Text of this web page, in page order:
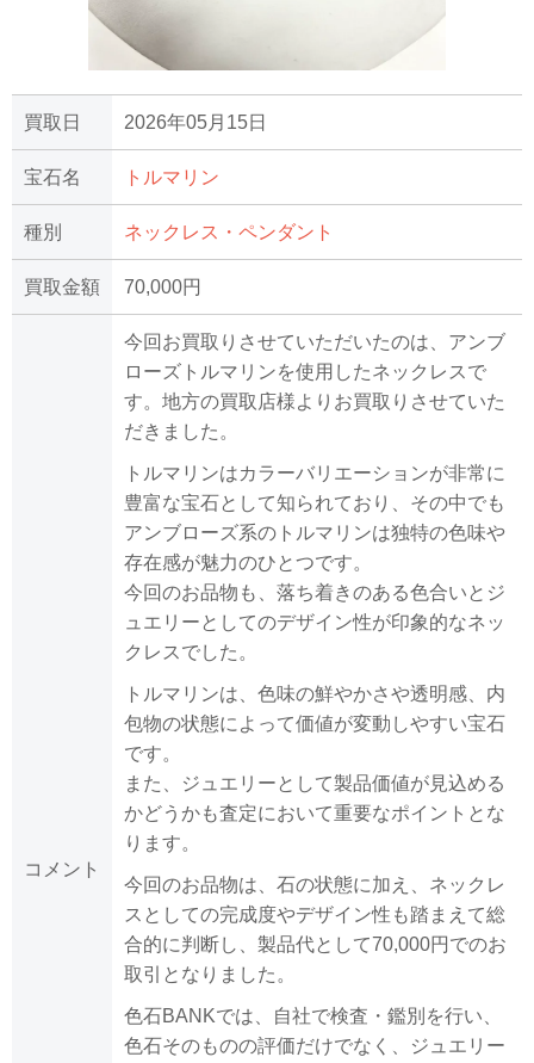
買取日 2026年05月15日
宝石名 トルマリン
種別 ネックレス・ペンダント
買取金額 70,000円
コメント
今回お買取りさせていただいたのは、アンブ
ローズトルマリンを使用したネックレスで
す。地方の買取店様よりお買取りさせていた
だきました。
トルマリンはカラーバリエーションが非常に
豊富な宝石として知られており、その中でも
アンブローズ系のトルマリンは独特の色味や
存在感が魅力のひとつです。
今回のお品物も、落ち着きのある色合いとジ
ュエリーとしてのデザイン性が印象的なネッ
クレスでした。
トルマリンは、色味の鮮やかさや透明感、内
包物の状態によって価値が変動しやすい宝石
です。
また、ジュエリーとして製品価値が見込める
かどうかも査定において重要なポイントとな
ります。
今回のお品物は、石の状態に加え、ネックレ
スとしての完成度やデザイン性も踏まえて総
合的に判断し、製品代として70,000円でのお
取引となりました。
色石BANKでは、自社で検査・鑑別を行い、
色石そのものの評価だけでなく、ジュエリー